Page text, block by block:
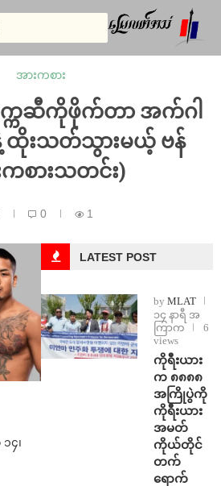
အားကစား
မက္ကဆီကိုဖိုက်တာ အက်ဂါ
ထိုးသတ်သွားမယ့် ဗန်
ကစားသတင်း)
0 1
၄၊
LATEST POST
by MLAT
၁၄ နာရီ အ
ကြာက
6
views
ကိုရီးယား
က ၈၈၈၈
အကြိုပွဲကို
ကိုရီးယား
အမတ်
ကိုယ်တိုင်
တက်
ရောက်